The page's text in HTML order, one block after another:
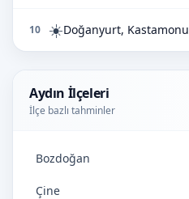
10 ☀️Doğanyurt, Kastamonu
Aydın İlçeleri
İlçe bazlı tahminler
Bozdoğan
Çine